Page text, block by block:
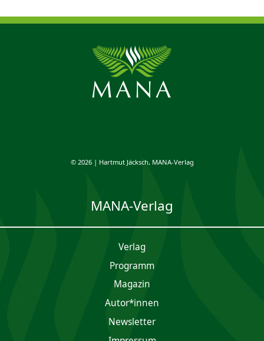
© 2026 | Hartmut Jäcksch, MANA-Verlag
MANA-Verlag
Verlag
Programm
Magazin
Autor*innen
Newsletter